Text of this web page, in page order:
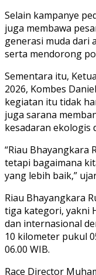
Selain kampanye
juga membawa
generasi muda dari
serta mendorong
Sementara itu,
2026, Kombes
kegiatan itu tidak
juga sarana
kesadaran ekologis
“Riau Bhayangkara
tetapi bagaimana
yang lebih baik,”
Riau Bhayangkara
tiga kategori, yakni
dan internasional
10 kilometer pukul
06.00 WIB.
Race Director